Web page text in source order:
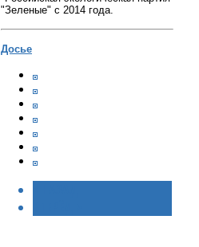
"Зеленые" с 2014 года.
Досье